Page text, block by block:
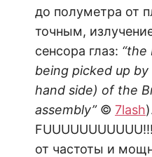
до полуметра от
точным,
сенсора глаз: “the
being picked up
hand side) of the
assembly”© 7lash
от частоты и